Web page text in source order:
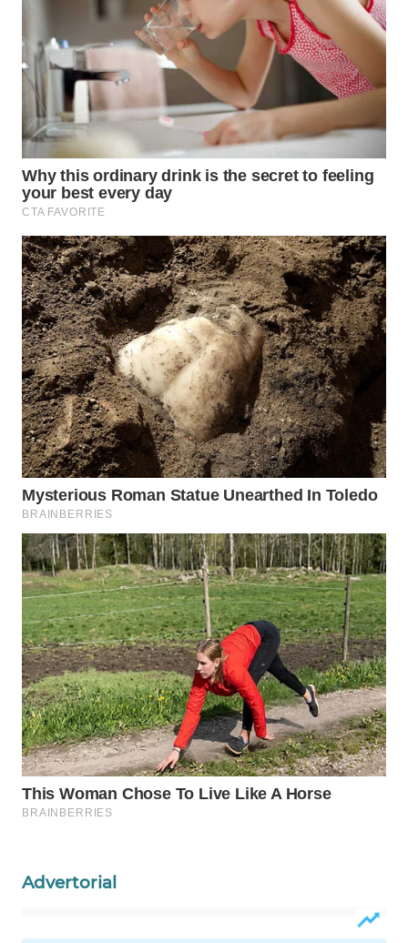
Advertorial
BORNEO
Wahana
Media
Group
WAHANA
NEWS
TANI
WAHANA
ADVOKAT
WAHANA
INFRASTRUKTUR
WAHANA
KONSUMEN
WAHANA
LISTRIK
WAHANA
TRAVEL
WAHANA
TV
WAHANANEWS
ID
WAHANANEWS
CO ID